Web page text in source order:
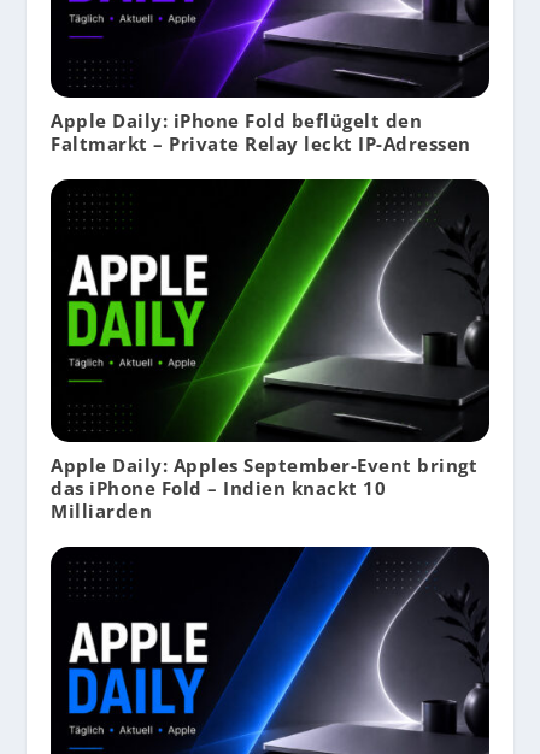
Apple Daily: iPhone Fold beflügelt den
Faltmarkt – Private Relay leckt IP-Adressen
Apple Daily: Apples September-Event bringt
das iPhone Fold – Indien knackt 10
Milliarden